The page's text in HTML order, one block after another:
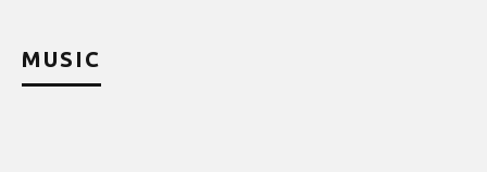
MUSIC